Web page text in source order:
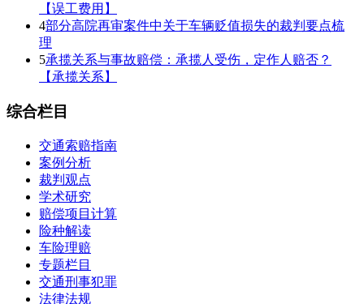
【误工费用】
4部分高院再审案件中关于车辆贬值损失的裁判要点梳
理
5承揽关系与事故赔偿：承揽人受伤，定作人赔否？
【承揽关系】
综合栏目
交通索赔指南
案例分析
裁判观点
学术研究
赔偿项目计算
险种解读
车险理赔
专题栏目
交通刑事犯罪
法律法规